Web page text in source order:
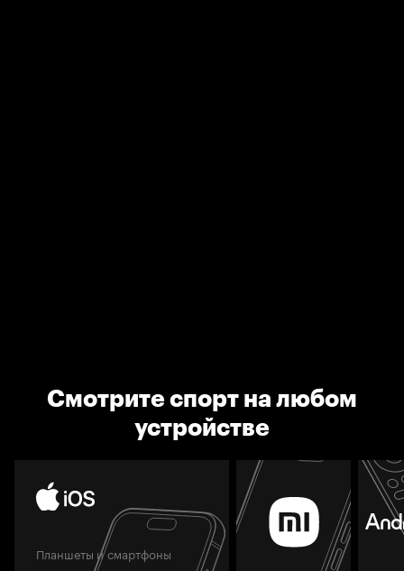
Смотрите спорт на любом
устройстве
Планшеты и смартфоны